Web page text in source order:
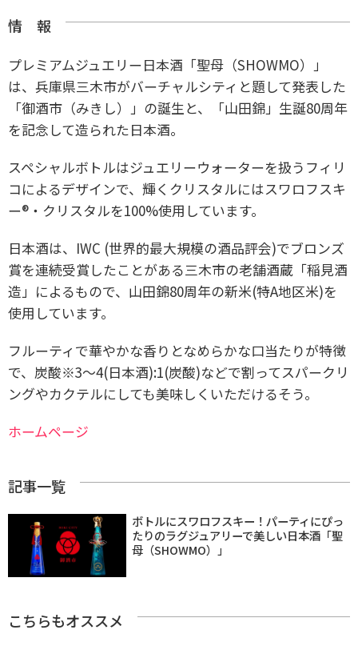
情 報
プレミアムジュエリー日本酒「聖母（SHOWMO）」
は、兵庫県三木市がバーチャルシティと題して発表した
「御酒市（みきし）」の誕生と、「山田錦」生誕80周年
を記念して造られた日本酒。
スペシャルボトルはジュエリーウォーターを扱うフィリ
コによるデザインで、輝くクリスタルにはスワロフスキ
ー®・クリスタルを100%使用しています。
日本酒は、IWC (世界的最大規模の酒品評会)でブロンズ
賞を連続受賞したことがある三木市の老舗酒蔵「稲見酒
造」によるもので、山田錦80周年の新米(特A地区米)を
使用しています。
フルーティで華やかな香りとなめらかな口当たりが特徴
で、炭酸※3～4(日本酒):1(炭酸)などで割ってスパークリ
ングやカクテルにしても美味しくいただけるそう。
ホームページ
記事一覧
ボトルにスワロフスキー！パーティにぴっ
たりのラグジュアリーで美しい日本酒「聖
母（SHOWMO）」
こちらもオススメ